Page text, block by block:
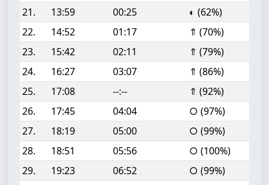
21.
13:59 00:25
◐ (62%)
22.
14:52 01:17
⇑ (70%)
23.
15:42 02:11
⇑ (79%)
24.
16:27 03:07
⇑ (86%)
25.
17:08 --:--
⇑ (92%)
26.
17:45 04:04
○ (97%)
27.
18:19 05:00
○ (99%)
28.
18:51 05:56
○ (100%)
29.
19:23 06:52
○ (99%)